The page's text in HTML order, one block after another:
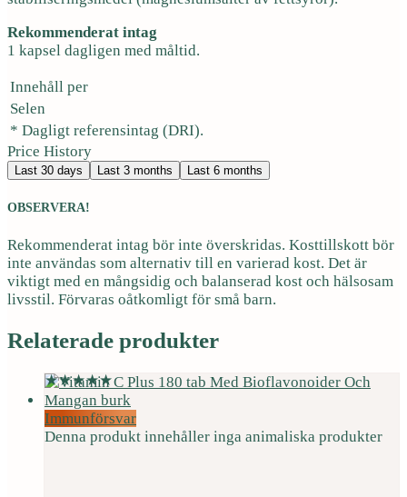
Rekommenderat intag
1 kapsel dagligen med måltid.
Innehåll per
Selen
* Dagligt referensintag (DRI).
Price History
Last 30 days Last 3 months Last 6 months
OBSERVERA!
Rekommenderat intag bör inte överskridas. Kosttillskott bör
inte användas som alternativ till en varierad kost. Det är
viktigt med en mångsidig och balanserad kost och hälsosam
livsstil. Förvaras oåtkomligt för små barn.
Relaterade produkter
Immunförsvar
Denna produkt innehåller inga animaliska produkter